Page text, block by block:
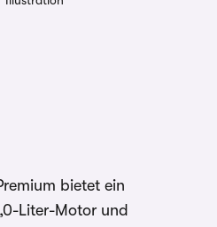
bietet ein
Liter-Motor und